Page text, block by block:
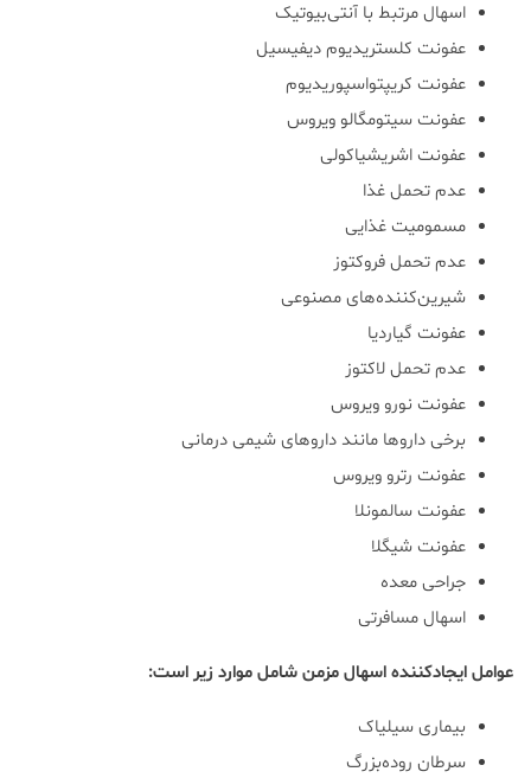
اسهال مرتبط با آنتی‌بیوتیک
عفونت کلستریدیوم دیفیسیل
عفونت کریپتواسپوریدیوم
عفونت سیتومگالو ویروس
عفونت اشریشیاکولی
عدم تحمل غذا
مسمومیت غذایی
عدم تحمل فروکتوز
شیرین‌کننده‌های مصنوعی
عفونت گیاردیا
عدم تحمل لاکتوز
عفونت نورو ویروس
برخی داروها مانند داروهای شیمی درمانی
عفونت رترو ویروس
عفونت سالمونلا
عفونت شیگلا
جراحی معده
اسهال مسافرتی
عوامل ایجادکننده اسهال مزمن شامل موارد زیر است:
بیماری سیلیاک
سرطان روده‌بزرگ